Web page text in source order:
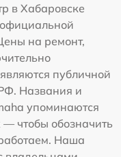
в Хабаровске
на ремонт,
публичной
Названия и
упоминаются
чтобы обозначить
Наша